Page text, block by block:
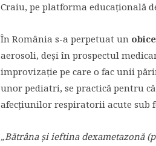
Craiu, pe platforma educațională
În România s-a perpetuat un
aerosoli, deși în prospectul
improvizație pe care o fac unii
unor pediatri, se practică pentru
afecțiunilor respiratorii acute sub
„Bătrâna și ieftina dexametazonă